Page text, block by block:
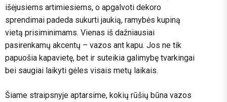
išėjusiems artimiesiems, o apgalvoti dekoro
sprendimai padeda sukurti jaukią, ramybės kupiną
vietą prisiminimams. Vienas iš dažniausiai
pasirenkamų akcentų – vazos ant kapu. Jos ne tik
papuošia kapavietę, bet ir suteikia galimybę tvarkingai
bei saugiai laikyti gėles visais metų laikais.
Šiame straipsnyje aptarsime, kokių rūšių būna vazos